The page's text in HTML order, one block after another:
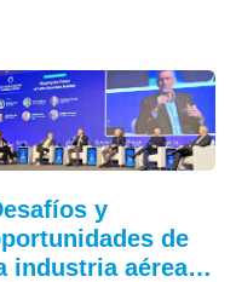
y
de
industria aérea